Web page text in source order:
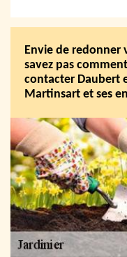
Envie de redonner
savez pas
contacter Daubert
Martinsart et ses